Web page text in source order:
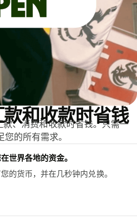
和收款时省钱
、消费和收款时省钱。只需一
的所有需求。
世界各地的资金。
的货币，并在几秒钟内兑换。